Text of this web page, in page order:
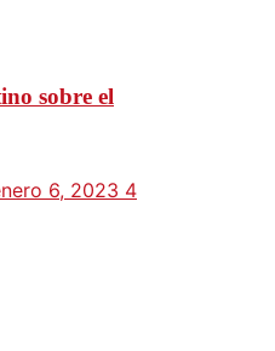
sobre el
6, 2023 4